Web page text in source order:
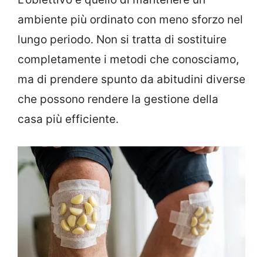
ambiente più ordinato con meno sforzo nel
lungo periodo. Non si tratta di sostituire
completamente i metodi che conosciamo,
ma di prendere spunto da abitudini diverse
che possono rendere la gestione della
casa più efficiente.